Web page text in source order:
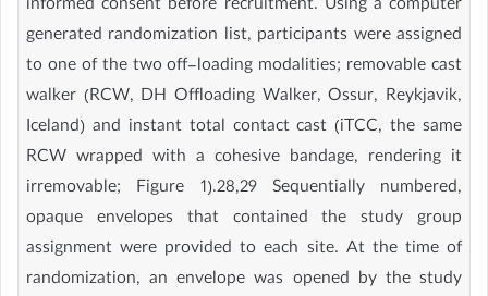
informed consent before recruitment. Using a computer
generated randomization list, participants were assigned
to one of the two off-loading modalities; removable cast
walker (RCW, DH Offloading Walker, Ossur, Reykjavik,
Iceland) and instant total contact cast (iTCC, the same
RCW wrapped with a cohesive bandage, rendering it
irremovable; Figure 1).28,29 Sequentially numbered,
opaque envelopes that contained the study group
assignment were provided to each site. At the time of
randomization, an envelope was opened by the study